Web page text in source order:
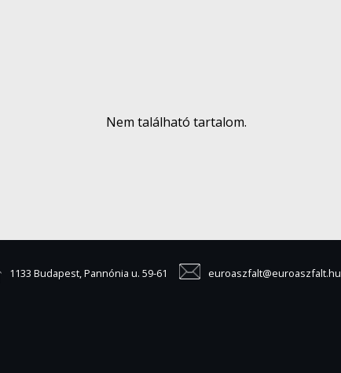
Nem található tartalom.
1133 Budapest, Pannónia u. 59-61 euroaszfalt@euroaszfalt.hu